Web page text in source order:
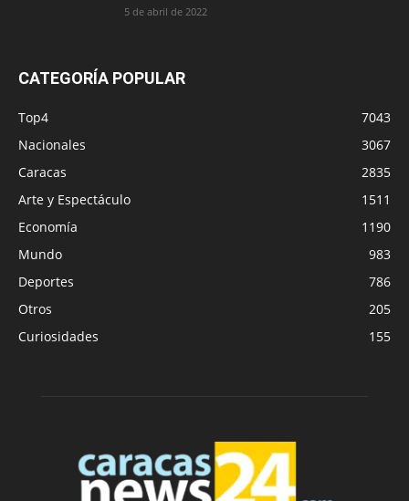
5 de abril de 2022
CATEGORÍA POPULAR
Top4
7043
Nacionales
3067
Caracas
2835
Arte y Espectáculo
1511
Economía
1190
Mundo
983
Deportes
786
Otros
205
Curiosidades
155